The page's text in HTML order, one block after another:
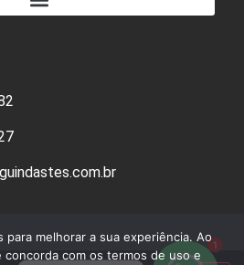
para melhorar a sua experiência. Ao
concorda com os termos de uso e
1